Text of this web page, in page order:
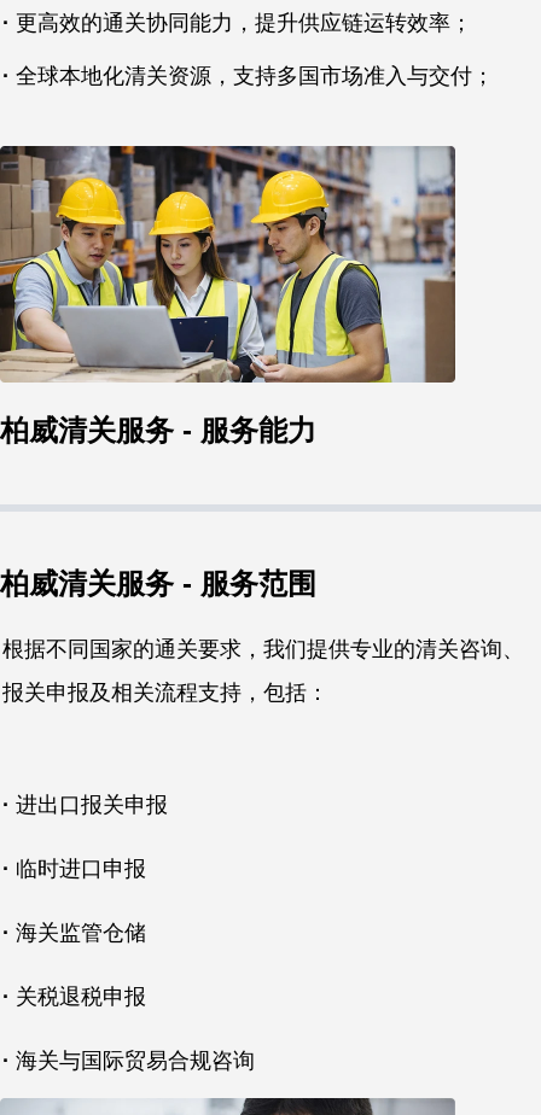
· 更高效的通关协同能力，提升供应链运转效率；
· 全球本地化清关资源，支持多国市场准入与交付；
柏威清关服务 - 服务能力
柏威清关服务 - 服务范围
根据不同国家的通关要求，我们提供专业的清关咨询、
报关申报及相关流程支持，包括：
· 进出口报关申报
· 临时进口申报
· 海关监管仓储
· 关税退税申报
· 海关与国际贸易合规咨询